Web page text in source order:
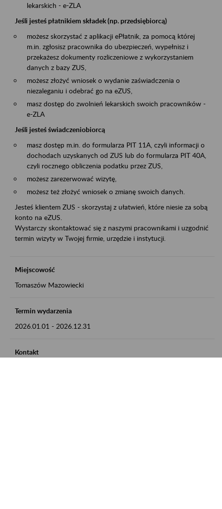
lekarskich - e-ZLA
Jeśli jesteś płatnikiem składek (np. przedsiębiorcą)
możesz skorzystać z aplikacji ePłatnik, za pomocą której
m.in. zgłosisz pracownika do ubezpieczeń, wypełnisz i
przekażesz dokumenty rozliczeniowe z wykorzystaniem
danych z bazy ZUS,
możesz złożyć wniosek o wydanie zaświadczenia o
niezaleganiu i odebrać go na eZUS,
masz dostęp do zwolnień lekarskich swoich pracowników -
e-ZLA
Jeśli jesteś świadczeniobiorcą
masz dostęp m.in. do formularza PIT 11A, czyli informacji o
dochodach uzyskanych od ZUS lub do formularza PIT 40A,
czyli rocznego obliczenia podatku przez ZUS,
możesz zarezerwować wizytę,
możesz też złożyć wniosek o zmianę swoich danych.
Jesteś klientem ZUS - skorzystaj z ułatwień, które niesie za sobą
konto na eZUS.
Wystarczy skontaktować się z naszymi pracownikami i uzgodnić
termin wizyty w Twojej firmie, urzędzie i instytucji.
Miejscowość
Tomaszów Mazowiecki
Termin wydarzenia
2026.01.01 - 2026.12.31
Kontakt